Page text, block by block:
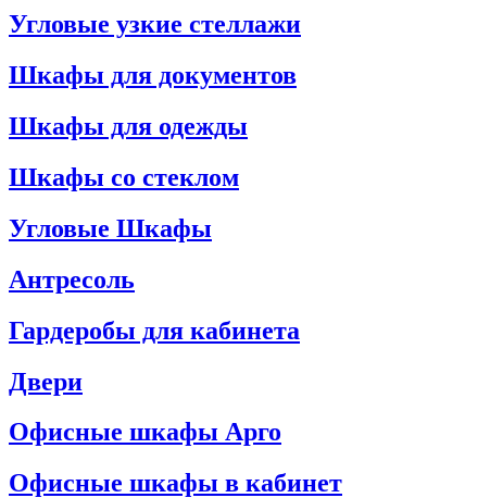
Угловые узкие стеллажи
Шкафы для документов
Шкафы для одежды
Шкафы со стеклом
Угловые Шкафы
Антресоль
Гардеробы для кабинета
Двери
Офисные шкафы Арго
Офисные шкафы в кабинет